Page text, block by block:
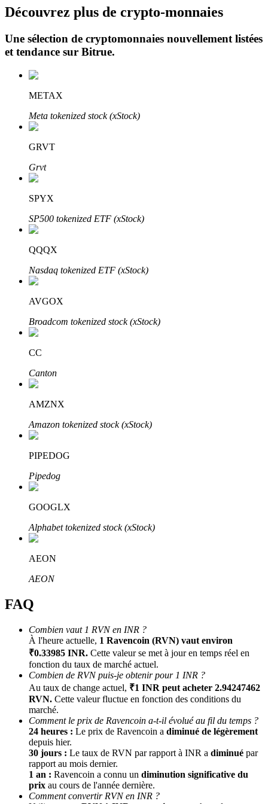
Investissement automobile
Obtenez des bénéfices à long terme et des intérêts flexibles
Bitrue
Partenaires Bitrue
Affiliés Bitrue
Jusqu'à 65 % de commissions !
Parrainage
Invitez un ami pour recevoir des récompenses en espèces
BTC Welcome Rewards
Découvrez plus de crypto-monnaies
Une sélection de cryptomonnaies nouvellement listées
et tendance sur Bitrue.
METAX
Meta tokenized stock (xStock)
GRVT
Grvt
SPYX
SP500 tokenized ETF (xStock)
QQQX
Nasdaq tokenized ETF (xStock)
AVGOX
Broadcom tokenized stock (xStock)
CC
Canton
AMZNX
Amazon tokenized stock (xStock)
PIPEDOG
Pipedog
GOOGLX
Alphabet tokenized stock (xStock)
AEON
AEON
FAQ
Combien vaut 1 RVN en INR ?
À l'heure actuelle, 1 Ravencoin (RVN) vaut environ
₹0.33985 INR. Cette valeur se met à jour en temps réel en
fonction du taux de marché actuel.
Combien de RVN puis-je obtenir pour 1 INR ?
Au taux de change actuel, ₹1 INR peut acheter 2.94247462
RVN. Cette valeur fluctue en fonction des conditions du
marché.
Comment le prix de Ravencoin a-t-il évolué au fil du temps ?
24 heures : Le prix de Ravencoin a diminué de légèrement
depuis hier.
30 jours : Le taux de RVN par rapport à INR a diminué par
rapport au mois dernier.
1 an : Ravencoin a connu un diminution significative du
prix au cours de l'année dernière.
Comment convertir RVN en INR ?